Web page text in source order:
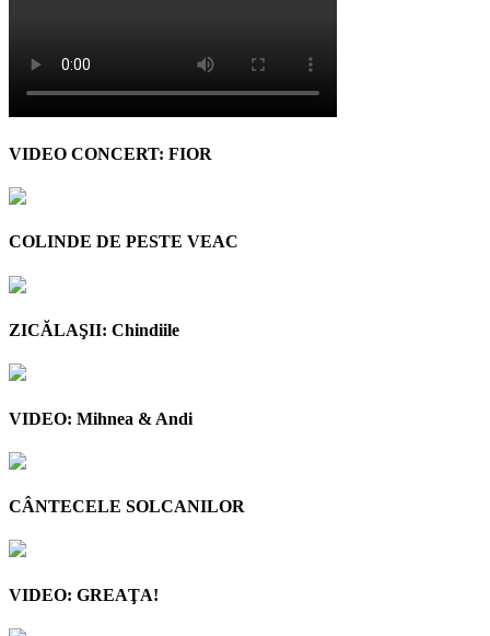
VIDEO CONCERT: FIOR
COLINDE DE PESTE VEAC
ZICĂLAŞII: Chindiile
VIDEO: Mihnea & Andi
CÂNTECELE SOLCANILOR
VIDEO: GREAŢA!